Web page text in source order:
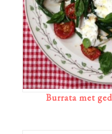
Burrata met